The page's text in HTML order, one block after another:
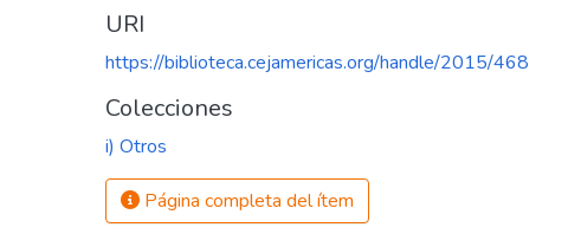
URI
https://biblioteca.cejamericas.org/handle/2015/468
Colecciones
i) Otros
Página completa del ítem